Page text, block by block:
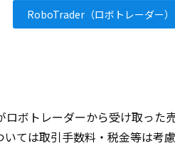
RoboTrader（ロボトレーダー
ボトレーダーから受け取った
いては取引手数料・税金等は考